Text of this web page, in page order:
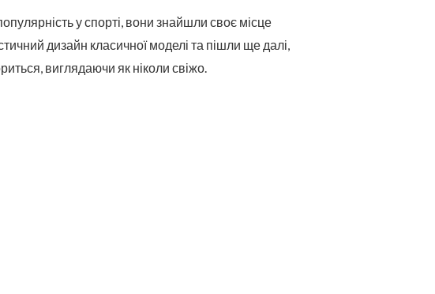
у спорті, вони знайшли своє місце
дизайн класичної моделі та пішли ще далі,
виглядаючи як ніколи свіжо.